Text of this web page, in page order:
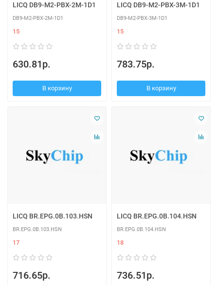
LICQ DB9-M2-PBX-2M-1D1
DB9-M2-PBX-2M-1D1
15
630.81р.
В корзину
LICQ DB9-M2-PBX-3M-1D1
DB9-M2-PBX-3M-1D1
15
783.75р.
В корзину
LICQ BR.EPG.0B.103.HSN
BR.EPG.0B.103.HSN
17
716.65р.
LICQ BR.EPG.0B.104.HSN
BR.EPG.0B.104.HSN
18
736.51р.